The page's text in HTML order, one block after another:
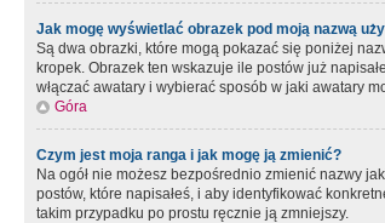
Jak mogę wyświetlać obrazek pod moją nazwą
Są dwa obrazki, które mogą pokazać się poniżej
kropek. Obrazek ten wskazuje ile postów już
włączać awatary i wybierać sposób w jaki awatary
Góra
Czym jest moja ranga i jak mogę ją zmienić?
Na ogół nie możesz bezpośrednio zmienić nazwy
postów, które napisałeś, i aby identyfikować
takim przypadku po prostu ręcznie ją zmniejszy.